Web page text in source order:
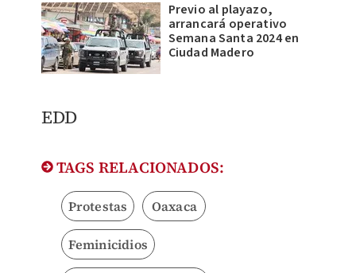
Previo al playazo,
arrancará operativo
Semana Santa 2024 en
Ciudad Madero
EDD
TAGS RELACIONADOS:
Protestas Oaxaca
Feminicidios